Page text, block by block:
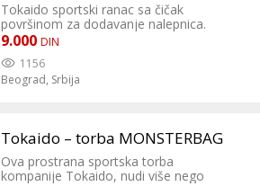
Tokaido sportski ranac sa čičak
površinom za dodavanje nalepnica.
Veoma sportski izgleda, i prostran je.
9.000 DIN
1156
Beograd, Srbija
Tokaido – torba MONSTERBAG
Ova prostrana sportska torba
kompanije Tokaido, nudi više nego